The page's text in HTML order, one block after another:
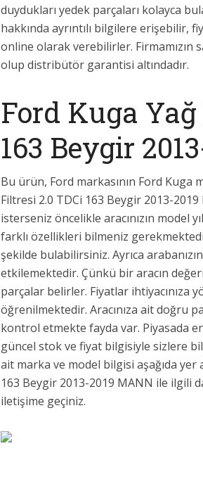
duydukları yedek parçaları kolayca
hakkında ayrıntılı bilgilere erişebilir,
online olarak verebilirler. Firmamızın
olup distribütör garantisi altındadır.
Ford Kuga
163 Beygir
Bu ürün, Ford markasının Ford Kuga
Filtresi 2.0 TDCi 163 Beygir 2013-
isterseniz öncelikle aracınızın model
farklı özellikleri bilmeniz
şekilde bulabilirsiniz. Ayrıca arabanızın
etkilemektedir. Çünkü bir aracın
parçalar belirler. Fiyatlar ihtiyacınıza
öğrenilmektedir. Aracınıza ait doğru
kontrol etmekte fayda var. Piyasada
güncel stok ve fiyat bilgisiyle sizlere
ait marka ve model bilgisi aşağıda yer
163 Beygir 2013-2019 MANN ile ilgili
iletişime geçiniz.